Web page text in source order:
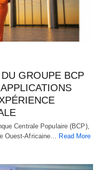
GROUPE BCP
Centrale Populaire (BCP),
Ouest-Africaine… Read More